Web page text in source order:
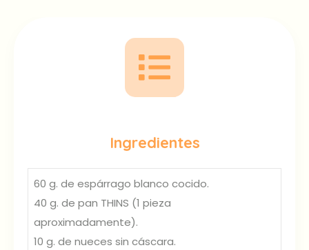
Ingredientes
60 g. de espárrago blanco cocido.
40 g. de pan THINS (1 pieza
aproximadamente).
10 g. de nueces sin cáscara.